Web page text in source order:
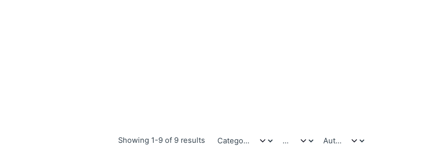
Showing 1-9 of 9 results